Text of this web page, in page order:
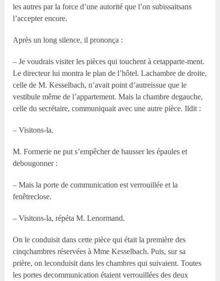
les autres par la force d’une autorité que l’on subissaitsans
l’accepter encore.
Après un long silence, il prononça :
– Je voudrais visiter les pièces qui touchent à cetapparte-ment.
Le directeur lui montra le plan de l’hôtel. Lachambre de droite,
celle de M. Kesselbach, n’avait point d’autreissue que le
vestibule même de l’appartement. Mais la chambre degauche,
celle du secrétaire, communiquait avec une autre pièce. Ildit :
– Visitons-la.
M. Formerie ne put s’empêcher de hausser les épaules et
debougonner :
– Mais la porte de communication est verrouillée et la
fenêtreclose.
– Visitons-la, répéta M. Lenormand.
On le conduisit dans cette pièce qui était la première des
cinqchambres réservées à Mme Kesselbach. Puis, sur sa
prière, on leconduisit dans les chambres qui suivaient. Toutes
les portes decommunication étaient verrouillées des deux